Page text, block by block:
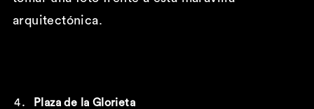
arquitectónica.
Plaza de la Glorieta